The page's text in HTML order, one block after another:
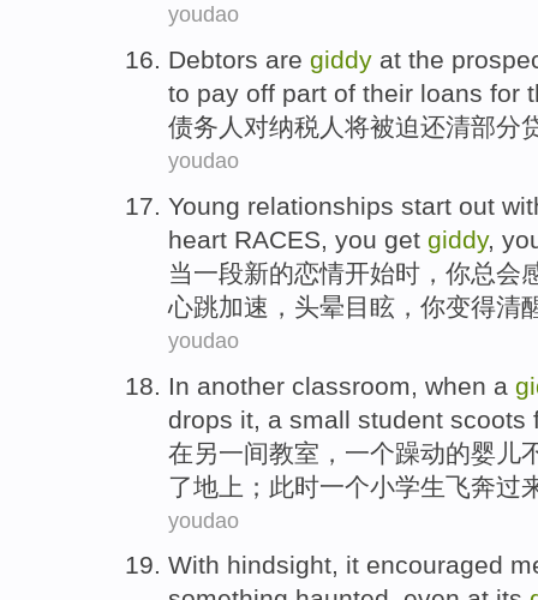
youdao
Debtors are giddy at the
to pay off part of their loans for
债务人 对纳税人 将被迫还清部分
youdao
Young relationships start out
heart RACES, you get giddy,
当一段新的恋情开始时， 你总会
心跳加速， 头晕目眩，你变得清
youdao
In another classroom , when a
drops it, a small student scoots
在另一间教室 ， 一个躁动的婴儿
了地上；此时一个小学生飞奔过
youdao
With hindsight, it encouraged